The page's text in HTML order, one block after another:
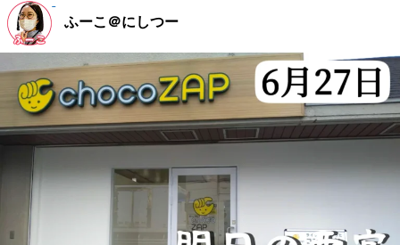
ふーこ＠にしつー